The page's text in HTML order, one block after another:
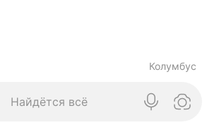
Колумбус
Найдётся всё